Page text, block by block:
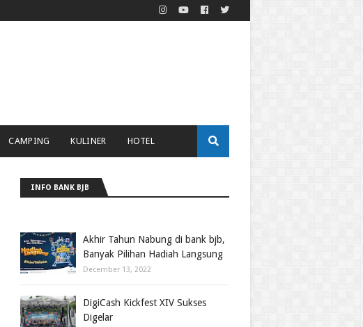
CAMPING KULINER HOTEL
INFO BANK BJB
Akhir Tahun Nabung di bank bjb,
Banyak Pilihan Hadiah Langsung
December 13, 2022
DigiCash Kickfest XIV Sukses
Digelar